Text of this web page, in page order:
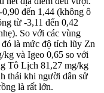
đến 1,44 (không ô
từ -3,11 đến 0,42
So với các vùng
là mức độ tích lũy Zn
kg và Igeo 0,65 so với
Tô Lịch 81,27 mg/kg
thái khi người dân sử
là rất lớn.